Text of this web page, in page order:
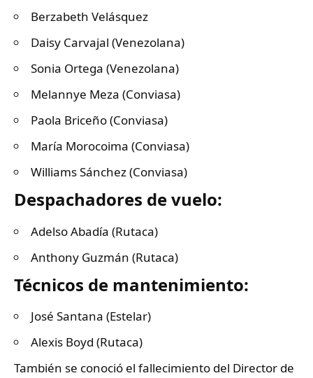
⁠Berzabeth Velásquez
Daisy Carvajal (Venezolana)
Sonia Ortega (Venezolana)
Melannye Meza (Conviasa)
Paola Briceño (Conviasa)
María Morocoima (Conviasa)
Williams Sánchez (Conviasa)
Despachadores de vuelo:
Adelso Abadía (Rutaca)
Anthony Guzmán (Rutaca)
Técnicos de mantenimiento:
José Santana (Estelar)
Alexis Boyd (Rutaca)
También se conoció el fallecimiento del Director de